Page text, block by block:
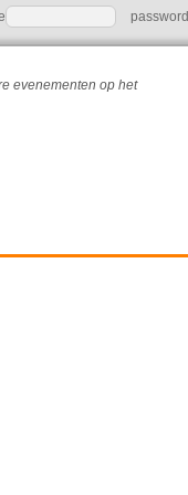
password
evenementen op het